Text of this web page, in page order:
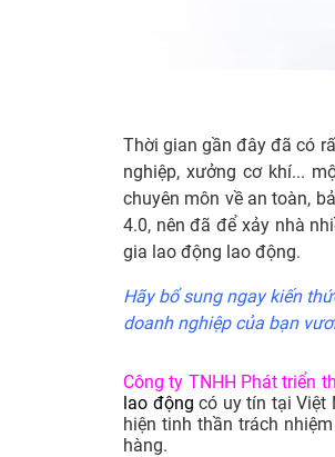
Thời gian gần đây đã có
nghiệp, xưởng cơ khí...
chuyên môn về an toàn,
4.0, nên đã để xảy nhà
gia lao động lao động.
Hãy bổ sung ngay kiến
doanh nghiệp của bạn
Công ty TNHH Phát triển
lao động có uy tín tại Việt
hiện tinh thần trách
hàng.